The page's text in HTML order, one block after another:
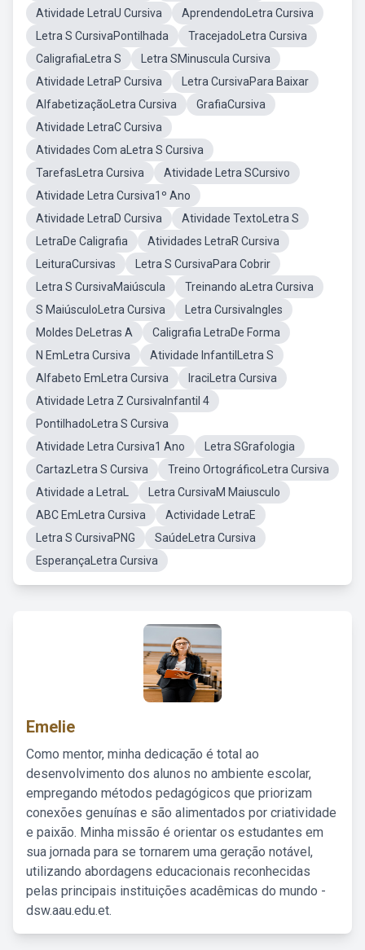
Atividade LetraU Cursiva
AprendendoLetra Cursiva
Letra S CursivaPontilhada
TracejadoLetra Cursiva
CaligrafiaLetra S
Letra SMinuscula Cursiva
Atividade LetraP Cursiva
Letra CursivaPara Baixar
AlfabetizaçãoLetra Cursiva
GrafiaCursiva
Atividade LetraC Cursiva
Atividades Com aLetra S Cursiva
TarefasLetra Cursiva
Atividade Letra SCursivo
Atividade Letra Cursiva1º Ano
Atividade LetraD Cursiva
Atividade TextoLetra S
LetraDe Caligrafia
Atividades LetraR Cursiva
LeituraCursivas
Letra S CursivaPara Cobrir
Letra S CursivaMaiúscula
Treinando aLetra Cursiva
S MaiúsculoLetra Cursiva
Letra CursivaIngles
Moldes DeLetras A
Caligrafia LetraDe Forma
N EmLetra Cursiva
Atividade InfantilLetra S
Alfabeto EmLetra Cursiva
IraciLetra Cursiva
Atividade Letra Z CursivaInfantil 4
PontilhadoLetra S Cursiva
Atividade Letra Cursiva1 Ano
Letra SGrafologia
CartazLetra S Cursiva
Treino OrtográficoLetra Cursiva
Atividade a LetraL
Letra CursivaM Maiusculo
ABC EmLetra Cursiva
Actividade LetraE
Letra S CursivaPNG
SaúdeLetra Cursiva
EsperançaLetra Cursiva
Emelie
Como mentor, minha dedicação é total ao
desenvolvimento dos alunos no ambiente escolar,
empregando métodos pedagógicos que priorizam
conexões genuínas e são alimentados por criatividade
e paixão. Minha missão é orientar os estudantes em
sua jornada para se tornarem uma geração notável,
utilizando abordagens educacionais reconhecidas
pelas principais instituições acadêmicas do mundo -
dsw.aau.edu.et.